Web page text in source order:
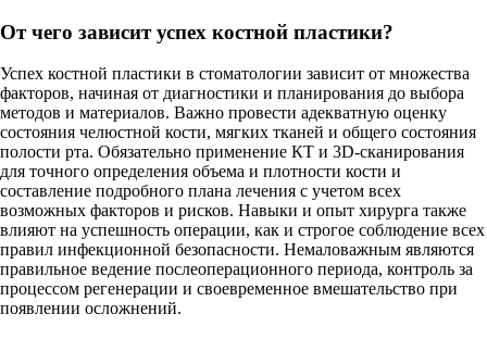
От чего зависит успех костной пластики?
Успех костной пластики в стоматологии зависит от множества
факторов, начиная от диагностики и планирования до выбора
методов и материалов. Важно провести адекватную оценку
состояния челюстной кости, мягких тканей и общего состояния
полости рта. Обязательно применение КТ и 3D-сканирования
для точного определения объема и плотности кости и
составление подробного плана лечения с учетом всех
возможных факторов и рисков. Навыки и опыт хирурга также
влияют на успешность операции, как и строгое соблюдение всех
правил инфекционной безопасности. Немаловажным являются
правильное ведение послеоперационного периода, контроль за
процессом регенерации и своевременное вмешательство при
появлении осложнений.